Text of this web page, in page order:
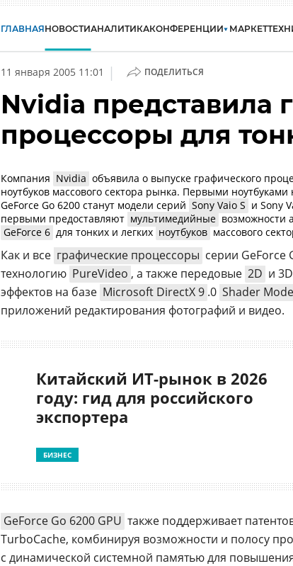
ГЛАВНАЯНОВОСТИАНАЛИТИКАКОНФЕРЕНЦИИ МАРКЕТ
11 января 2005 11:01 | ПОДЕЛИТЬСЯ
Nvidia представила
процессоры для
Компания Nvidia объявила о выпуске графического
ноутбуков массового сектора рынка. Первыми
GeForce Go 6200 станут модели серий Sony Vaio S и Sony
первыми предоставляют мультимедийные возможности
GeForce 6 для тонких и легких ноутбуков массового
Как и все графические процессоры серии GeForce
технологию PureVideo , а также передовые 2D и
эффектов на базе Microsoft DirectX 9 .0 Shader
приложений редактирования фотографий и видео.
Китайский ИТ-рынок в 2026
году: гид для российского
экспортера
БИЗНЕС
GeForce Go 6200 GPU также поддерживает
TurboCache, комбинируя возможности и полосу
с динамической системной памятью для